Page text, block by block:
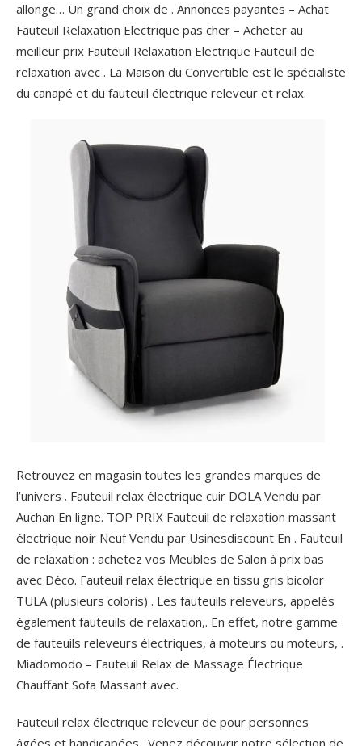
allonge… Un grand choix de . Annonces payantes – Achat
Fauteuil Relaxation Electrique pas cher – Acheter au
meilleur prix Fauteuil Relaxation Electrique Fauteuil de
relaxation avec . La Maison du Convertible est le spécialiste
du canapé et du fauteuil électrique releveur et relax.
Retrouvez en magasin toutes les grandes marques de
l’univers . Fauteuil relax électrique cuir DOLA Vendu par
Auchan En ligne. TOP PRIX Fauteuil de relaxation massant
électrique noir Neuf Vendu par Usinesdiscount En . Fauteuil
de relaxation : achetez vos Meubles de Salon à prix bas
avec Déco. Fauteuil relax électrique en tissu gris bicolor
TULA (plusieurs coloris) . Les fauteuils releveurs, appelés
également fauteuils de relaxation,. En effet, notre gamme
de fauteuils releveurs électriques, à moteurs ou moteurs, .
Miadomodo – Fauteuil Relax de Massage Électrique
Chauffant Sofa Massant avec.
Fauteuil relax électrique releveur de pour personnes
âgées et handicapées . Venez découvrir notre sélection de